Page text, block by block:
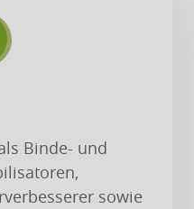
Binde- und
sowie